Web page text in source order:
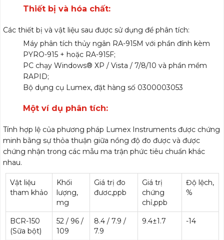
Thiết bị và hóa chất:
Các thiết bị và vật liệu sau được sử dụng để phân tích:
Máy phân tích thủy ngân RА-915М với phần đính kèm
PYRO-915 + hoặc RA-915F;
PC chạy Windows® ХР / Vista / 7/8/10 và phần mềm
RAPID;
Bộ dụng cụ Lumex, đặt hàng số 0300003053
Một ví dụ phân tích:
Tính hợp lệ của phương pháp Lumex Instruments được chứng
minh bằng sự thỏa thuận giữa nồng độ đo được và được
chứng nhận trong các mẫu ma trận phức tiêu chuẩn khác
nhau.
Vật liệu
tham khảo
Khối
lượng,
mg
Giá trị đo
đươc,ppb
Giá trị
chứng
chỉ,ppb
Độ lệch,
%
BCR-150
(Sữa bột)
52 / 96 /
109
8.4 / 7.9 /
7.9
9.4±1.7 -14